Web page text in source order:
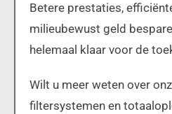
Betere prestaties,
milieubewust geld
helemaal klaar voor de
Wilt u meer weten over
filtersystemen en